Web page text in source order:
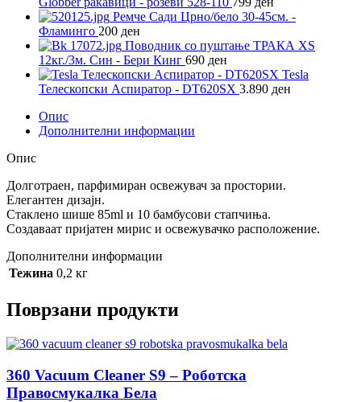
Ремче Сади Црно/бело 30-45см. -
Фламинго 200 ден
Поводник со пуштање ТРАКА XS
12кг./3м. Син - Бери Кинг 690 ден
Tesla
Телескопски Аспиратор - DT620SX 3.890 ден
Опис
Дополнителни информации
Опис
Долготраен, парфимиран освежувач за простории.
Елегантен дизајн.
Стаклено шише 85ml и 10 бамбусови стапчиња.
Создаваат пријатен мирис и освежувачко расположение.
Дополнителни информации
Тежина 0,2 кг
Поврзани продукти
360 Vacuum Cleaner S9 – Роботска
Правосмукалка Бела